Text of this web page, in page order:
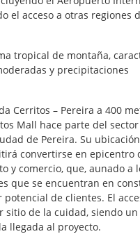
el acceso a otras regiones
tropical de montaña,
y precipitaciones
Cerritos – Pereira a 400
Mall hace parte del
de Pereira. Su ubicación
convertirse en epicentro
y comercio, que, aunado a
que se encuentran en
de clientes. El
sitio de la cuidad, siendo
llegada al proyecto.